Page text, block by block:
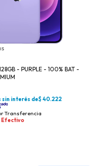
- PURPLE - 100% BAT -